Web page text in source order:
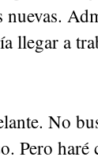
nuevas.
llegar a
No
Pero haré